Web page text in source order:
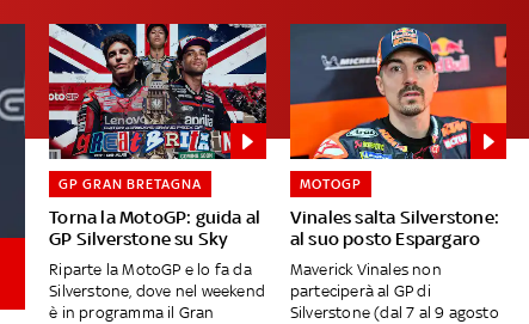
Torna la MotoGP: guida al
GP Silverstone su Sky
GP GRAN BRETAGNA
Riparte la MotoGP e lo fa da
Silverstone, dove nel weekend
è in programma il Gran
Vinales salta Silverstone:
al suo posto Espargaro
MOTOGP
Maverick Vinales non
parteciperà al GP di
Silverstone (dal 7 al 9 agosto